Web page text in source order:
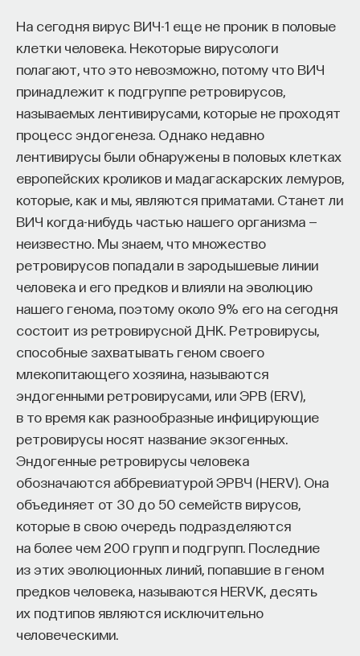
На сегодня вирус ВИЧ-1 еще не проник в половые
клетки человека. Некоторые вирусологи
полагают, что это невозможно, потому что ВИЧ
принадлежит к подгруппе ретровирусов,
называемых лентивирусами, которые не проходят
процесс эндогенеза. Однако недавно
лентивирусы были обнаружены в половых клетках
европейских кроликов и мадагаскарских лемуров,
которые, как и мы, являются приматами. Станет ли
ВИЧ когда-нибудь частью нашего организма —
неизвестно. Мы знаем, что множество
ретровирусов попадали в зародышевые линии
человека и его предков и влияли на эволюцию
нашего генома, поэтому около 9% его на сегодня
состоит из ретровирусной ДНК. Ретровирусы,
способные захватывать геном своего
млекопитающего хозяина, называются
эндогенными ретровирусами, или ЭРВ (ERV),
в то время как разнообразные инфицирующие
ретровирусы носят название экзогенных.
Эндогенные ретровирусы человека
обозначаются аббревиатурой ЭРВЧ (HERV). Она
объединяет от 30 до 50 семейств вирусов,
которые в свою очередь подразделяются
на более чем 200 групп и подгрупп. Последние
из этих эволюционных линий, попавшие в геном
предков человека, называются HERV­K, десять
их подтипов являются исключительно
человеческими.